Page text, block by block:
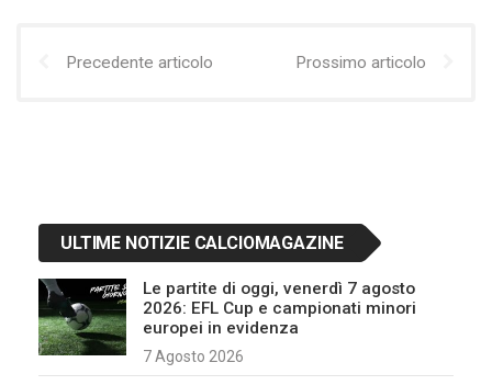
Precedente articolo Prossimo articolo
ULTIME NOTIZIE CALCIOMAGAZINE
Le partite di oggi, venerdì 7 agosto
2026: EFL Cup e campionati minori
europei in evidenza
7 Agosto 2026